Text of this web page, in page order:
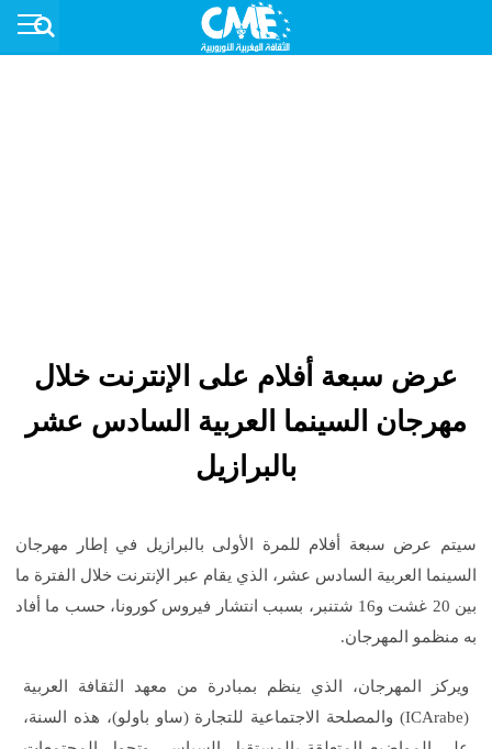
عرض سبعة أفلام على الإنترنت خلال
مهرجان السينما العربية السادس عشر
بالبرازيل
سيتم عرض سبعة أفلام للمرة الأولى بالبرازيل في إطار مهرجان
السينما العربية السادس عشر، الذي يقام عبر الإنترنت خلال الفترة ما
بين 20 غشت و16 شتنبر، بسبب انتشار فيروس كورونا، حسب ما أفاد
به منظمو المهرجان.
ويركز المهرجان، الذي ينظم بمبادرة من معهد الثقافة العربية
(ICArabe) والمصلحة الاجتماعية للتجارة (ساو باولو)، هذه السنة،